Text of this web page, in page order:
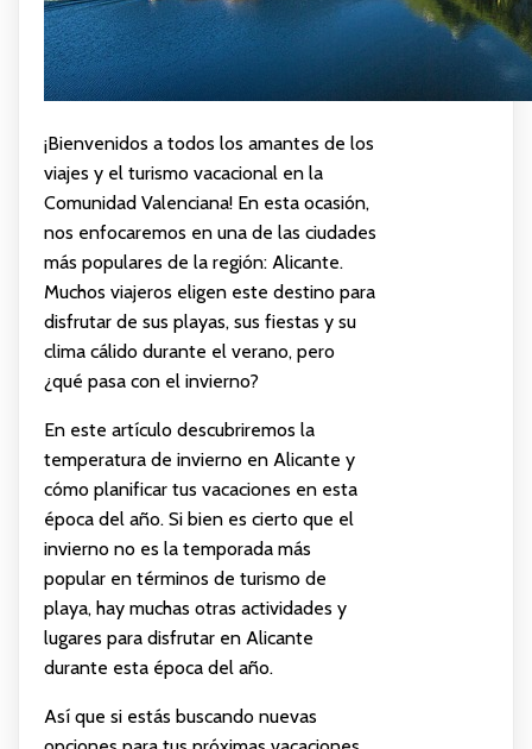
¡Bienvenidos a todos los amantes de los
viajes y el turismo vacacional en la
Comunidad Valenciana! En esta ocasión,
nos enfocaremos en una de las ciudades
más populares de la región: Alicante.
Muchos viajeros eligen este destino para
disfrutar de sus playas, sus fiestas y su
clima cálido durante el verano, pero
¿qué pasa con el invierno?
En este artículo descubriremos la
temperatura de invierno en Alicante y
cómo planificar tus vacaciones en esta
época del año. Si bien es cierto que el
invierno no es la temporada más
popular en términos de turismo de
playa, hay muchas otras actividades y
lugares para disfrutar en Alicante
durante esta época del año.
Así que si estás buscando nuevas